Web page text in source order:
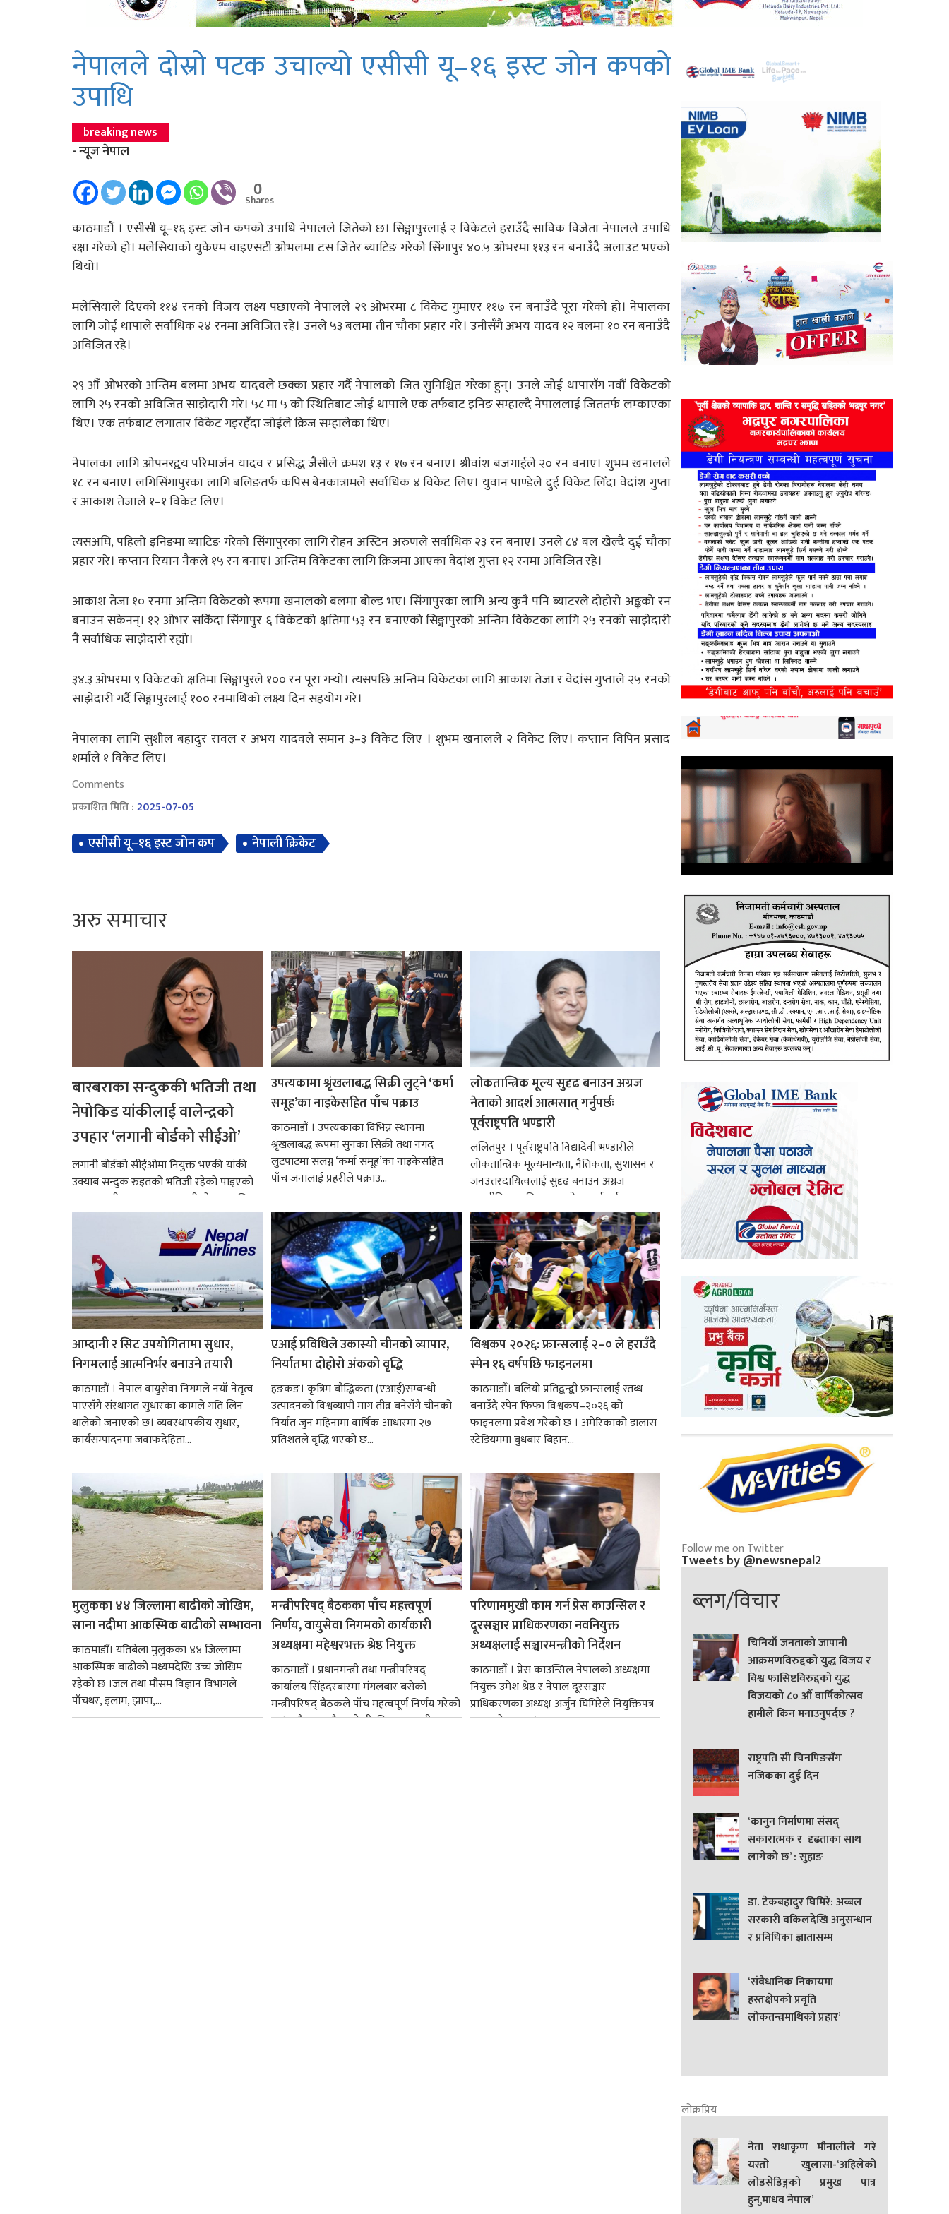
नेपालले दोस्रो पटक उचाल्यो एसीसी यू–१६ इस्ट जोन कपको
उपाधि
breaking news
- न्यूज नेपाल
0
Shares
काठमाडौं । एसीसी यू–१६ इस्ट जोन कपको उपाधि नेपालले जितेको छ। सिङ्गापुरलाई २ विकेटले हराउँदै साविक विजेता नेपालले उपाधि
रक्षा गरेको हो। मलेसियाको युकेएम वाइएसटी ओभलमा टस जितेर ब्याटिङ गरेको सिंगापुर ४०.५ ओभरमा ११३ रन बनाउँदै अलाउट भएको
थियो।
मलेसियाले दिएको ११४ रनको विजय लक्ष्य पछाएको नेपालले २९ ओभरमा ८ विकेट गुमाएर ११७ रन बनाउँदै पूरा गरेको हो। नेपालका
लागि जोई थापाले सर्वाधिक २४ रनमा‌ अविजित रहे। उनले ५३ बलमा तीन चौका प्रहार गरे। उनीसँगै अभय यादव १२ बलमा १० रन बनाउँदै
अविजित रहे।
२९ औँ ओभरको अन्तिम बलमा अभय यादवले छक्का प्रहार गर्दै नेपालको जित सुनिश्चित गरेका हुन्। उनले जोई थापासँग नवौं विकेटको
लागि २५ रनको अविजित साझेदारी गरे। ५८ मा ५ को स्थितिबाट जोई थापाले एक तर्फबाट इनिङ सम्हाल्दै नेपाललाई जिततर्फ लम्काएका
थिए। एक तर्फबाट लगातार विकेट गइरहँदा जोईले क्रिज सम्हालेका थिए।
नेपालका लागि ओपनरद्वय परिमार्जन यादव र प्रसिद्ध जैसीले क्रमश १३ र १७ रन बनाए। श्रीवांश बजगाईले २० रन बनाए। शुभम खनालले
१८ रन बनाए। लगिसिंगापुरका लागि बलिङतर्फ कपिस बेनकात्रामले सर्वाधिक ४ विकेट लिए। युवान पाण्डेले दुई विकेट लिँदा वेदांश गुप्ता
र आकाश तेजाले १–१ विकेट लिए।
त्यसअघि, पहिलो इनिङमा ब्याटिङ गरेको सिंगापुरका लागि रोहन अस्टिन अरुणले सर्वाधिक २३ रन बनाए। उनले ८४ बल खेल्दै दुई चौका
प्रहार गरे। कप्तान रियान‌ नैकले १५ रन बनाए। अन्तिम विकेटका लागि क्रिजमा आएका वेदांश गुप्ता १२ रनमा अविजित रहे।
आकाश तेजा १० रनमा अन्तिम विकेटको रूपमा खनालको बलमा बोल्ड भए। सिंगापुरका लागि अन्य कुनै पनि ब्याटरले दोहोरो अङ्कको रन
बनाउन सकेनन्। १२ ओभर सकिँदा सिंगापुर ६ विकेटको क्षतिमा ५३ रन बनाएको सिङ्गापुरको अन्तिम विकेटका लागि २५ रनको साझेदारी
नै सर्वाधिक साझेदारी रह्यो।
३४.३ ओभरमा ९ विकेटको क्षतिमा सिङ्गापुरले १०० रन पूरा गर्‍यो। त्यसपछि अन्तिम विकेटका लागि आकाश तेजा र वेदांस गुप्ताले २५ रनको
साझेदारी गर्दै सिङ्गापुरलाई १०० रनमाथिको लक्ष्य दिन सहयोग गरे।
नेपालका लागि सुशील बहादुर रावल र अभय यादवले समान ३–३ विकेट लिए । शुभम खनालले २ विकेट लिए। कप्तान विपिन प्रसाद
शर्माले १ विकेट लिए। ‌
Comments
प्रकाशित मिति :2025-07-05
एसीसी यू–१६ इस्ट जोन कप नेपाली क्रिकेट
अरु समाचार
बारबराका सन्दुककी भतिजी तथा
नेपोकिड यांकीलाई वालेन्द्रको
उपहार ‘लगानी बोर्डको सीईओ’
लगानी बोर्डको सीईओमा नियुक्त भएकी यांकी
उक्याब सन्दुक रुइतको भतिजी रहेको पाइएको
छ। तत्कालीन समयमा महाकालीको अञ्चलाधिश
नै बनेका जोन...
उपत्यकामा श्रृंखलाबद्ध सिक्री लुट्ने ‘कर्मा
समूह’का नाइकेसहित पाँच पक्राउ
काठमाडौं । उपत्यकाका विभिन्न स्थानमा
श्रृंखलाबद्ध रूपमा सुनका सिक्री तथा नगद
लुटपाटमा संलग्न ‘कर्मा समूह’का नाइकेसहित
पाँच जनालाई प्रहरीले पक्राउ...
लोकतान्त्रिक मूल्य सुदृढ बनाउन अग्रज
नेताको आदर्श आत्मसात् गर्नुपर्छः
पूर्वराष्ट्रपति भण्डारी
ललितपुर । पूर्वराष्ट्रपति विद्यादेवी भण्डारीले
लोकतान्त्रिक मूल्यमान्यता, नैतिकता, सुशासन र
जनउत्तरदायित्वलाई सुदृढ बनाउन अग्रज
राजनीतिक व्यक्तित्वहरूको आदर्शलाई आत्मसात्
गर्न आवश्यक...
आम्दानी र सिट उपयोगितामा सुधार,
निगमलाई आत्मनिर्भर बनाउने तयारी
काठमाडाैं । नेपाल वायुसेवा निगमले नयाँ नेतृत्व
पाएसँगै संस्थागत सुधारका कामले गति लिन
थालेको जनाएको छ। व्यवस्थापकीय सुधार,
कार्यसम्पादनमा जवाफदेहिता...
एआई प्रविधिले उकास्यो चीनको व्यापार,
निर्यातमा दोहोरो अंकको वृद्धि
हङकङ। कृत्रिम बौद्धिकता (एआई)सम्बन्धी
उत्पादनको विश्वव्यापी माग तीव्र बनेसँगै चीनको
निर्यात जुन महिनामा वार्षिक आधारमा २७
प्रतिशतले वृद्धि भएको छ...
विश्वकप २०२६: फ्रान्सलाई २–० ले हराउँदै
स्पेन १६ वर्षपछि फाइनलमा
काठमाडौँ। बलियो प्रतिद्वन्द्वी फ्रान्सलाई स्तब्ध
बनाउँदै स्पेन फिफा विश्वकप–२०२६ को
फाइनलमा प्रवेश गरेको छ । अमेरिकाको डालास
स्टेडियममा बुधबार बिहान...
मुलुकका ४४ जिल्लामा बाढीको जोखिम,
साना नदीमा आकस्मिक बाढीको सम्भावना
काठमाडौँ। यतिबेला मुलुकका ४४ जिल्लामा
आकस्मिक बाढीको मध्यमदेखि उच्च जोखिम
रहेको छ ।जल तथा मौसम विज्ञान विभागले
पाँचथर, इलाम, झापा,...
मन्त्रीपरिषद् बैठकका पाँच महत्त्वपूर्ण
निर्णय, वायुसेवा निगमको कार्यकारी
अध्यक्षमा महेश्वरभक्त श्रेष्ठ नियुक्त
काठमाडौँ । प्रधानमन्त्री तथा मन्त्रीपरिषद्
कार्यालय सिंहदरबारमा मंगलबार बसेको
मन्त्रीपरिषद् बैठकले पाँच महत्वपूर्ण निर्णय गरेको
छ । यसैक्रममा बैडकले बीउबिजनसम्बन्धी...
परिणाममुखी काम गर्न प्रेस काउन्सिल र
दूरसञ्चार प्राधिकरणका नवनियुक्त
अध्यक्षलाई सञ्चारमन्त्रीको निर्देशन
काठमाडौँ । प्रेस काउन्सिल नेपालको अध्यक्षमा
नियुक्त उमेश श्रेष्ठ र नेपाल दूरसञ्चार
प्राधिकरणका अध्यक्ष अर्जुन घिमिरेले नियुक्तिपत्र
ग्रहण गरेका छन्।...
Follow me on Twitter
Tweets by @newsnepal2
ब्लग/विचार
चिनियाँ जनताको जापानी
आक्रमणविरुद्दको युद्ध विजय र
विश्व फासिष्टविरुद्दको युद्ध
विजयको ८० औं वार्षिकोत्सव
हामीले किन मनाउनुपर्दछ ?
राष्ट्रपति सी चिनपिङसँग
नजिकका दुई दिन
‘कानुन निर्माणमा संसद्
सकारात्मक र दृढताका साथ
लागेको छ’ : सुहाङ
डा. टेकबहादुर घिमिरे: अब्बल
सरकारी वकिलदेखि अनुसन्धान
र प्रविधिका ज्ञातासम्म
‘संवैधानिक निकायमा
हस्तक्षेपको प्रवृति
लोकतन्त्रमाथिको प्रहार’
लोक्रप्रिय
नेता राधाकृण मौनालीले गरे
यस्तो खुलासा-‘अहिलेको
लोडसेडिङ्गको प्रमुख पात्र
हुन्,माधव नेपाल’